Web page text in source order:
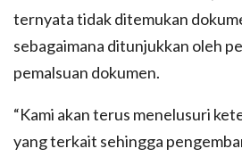
ternyata tidak ditemukan
sebagaimana ditunjukkan oleh
pemalsuan dokumen.
“Kami akan terus menelusuri
yang terkait sehingga